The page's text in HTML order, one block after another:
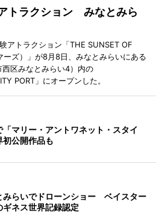
トラクション みなとみら
アトラクション「THE SUNSET OF
ーズ）」が8月8日、みなとみらいにある
区みなとみらい4）内の
PORT」にオープンした。
マリー・アントワネット・スタイ
公開作品も
みらいでドローンショー ベイスター
ギネス世界記録認定